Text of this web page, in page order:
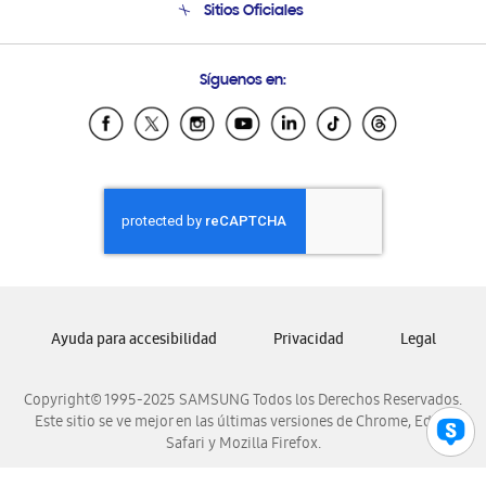
Condiciones de Compra
Soporte vía eMail
Sitios Oficiales
Samsung Ecuador
Samsung El Salvador
Samsung Honduras
Samsung Nicaragua
Samsung Panamá
Samsung Venezuela
Síguenos en:
Copyright© 1995-2025 SAMSUNG Todos los Derechos Reservados.
Este sitio se ve mejor en las últimas versiones de Chrome, Edge,
Safari y Mozilla Firefox.
Ayuda para accesibilidad Privacidad Legal